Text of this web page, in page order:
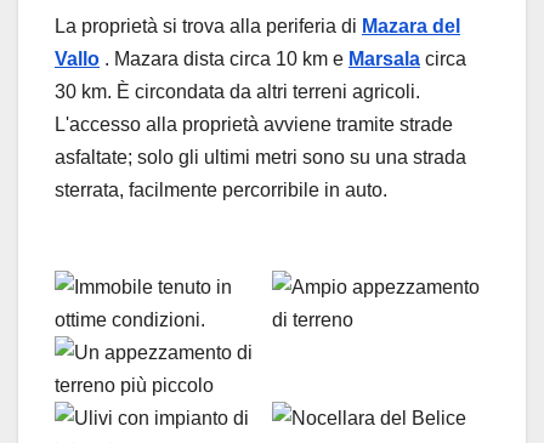
La proprietà si trova alla periferia di Mazara del
Vallo . Mazara dista circa 10 km e Marsala circa
30 km. È circondata da altri terreni agricoli.
L'accesso alla proprietà avviene tramite strade
asfaltate; solo gli ultimi metri sono su una strada
sterrata, facilmente percorribile in auto.